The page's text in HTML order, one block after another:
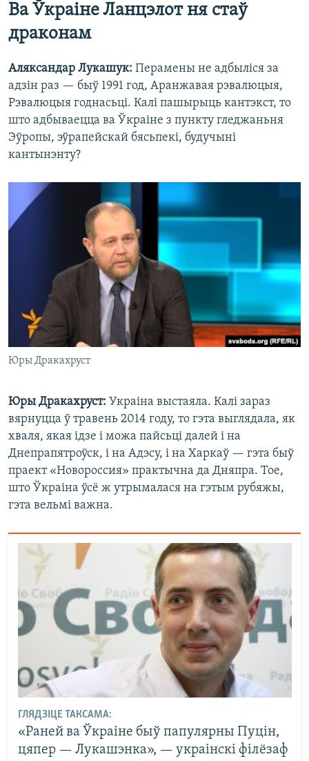
Ва Ўкраіне Ланцэлот ня стаў
драконам
Аляксандар Лукашук: Перамены не адбыліся за
адзін раз — быў 1991 год, Аранжавая рэвалюцыя,
Рэвалюцыя годнасьці. Калі пашырыць кантэкст, то
што адбываецца ва Ўкраіне з пункту гледжаньня
Эўропы, эўрапейскай бясьпекі, будучыні
кантынэнту?
Юры Дракахруст
Юры Дракахруст: Украіна выстаяла. Калі зараз
вярнуцца ў травень 2014 году, то гэта выглядала, як
хваля, якая ідзе і можа пайсьці далей і на
Днепрапятроўск, і на Адэсу, і на Харкаў — гэта быў
праект «Новороссия» практычна да Дняпра. Тое,
што Ўкраіна ўсё ж утрымалася на гэтым рубяжы,
гэта вельмі важна.
ГЛЯДЗІЦЕ ТАКСАМА:
«Раней ва Ўкраіне быў папулярны Пуцін,
цяпер — Лукашэнка», — украінскі філёзаф